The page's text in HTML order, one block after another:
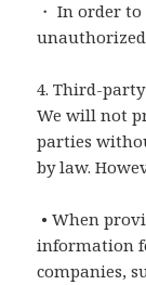
・ In order
4. Third-
We will not
parties
by law.
• When
information
companies,